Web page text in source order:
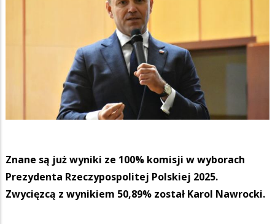
Znane są już wyniki ze 100% komisji w wyborach
Prezydenta Rzeczypospolitej Polskiej 2025.
Zwycięzcą z wynikiem 50,89% został Karol Nawrocki.